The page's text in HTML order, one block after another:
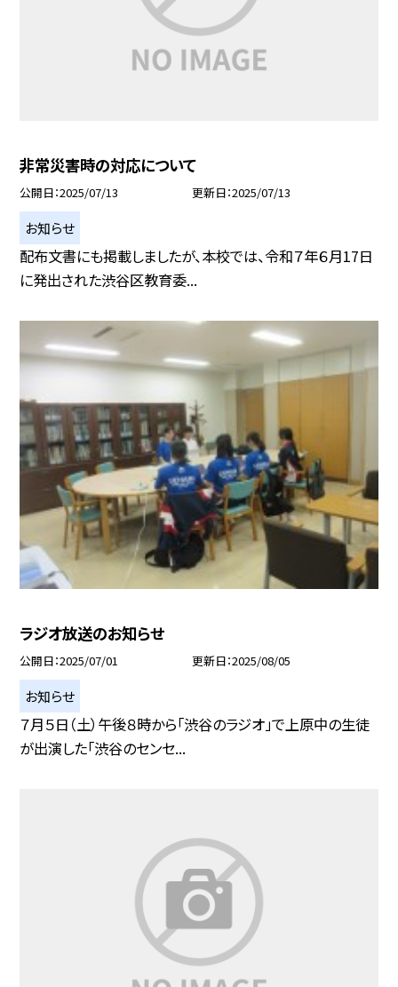
非常災害時の対応について
公開日 2025/07/13 更新日 2025/07/13
お知らせ
配布文書にも掲載しましたが、本校では、令和７年６月17日
に発出された渋谷区教育委...
ラジオ放送のお知らせ
公開日 2025/07/01 更新日 2025/08/05
お知らせ
７月５日（土）午後８時から「渋谷のラジオ」で上原中の生徒
が出演した「渋谷のセンセ...